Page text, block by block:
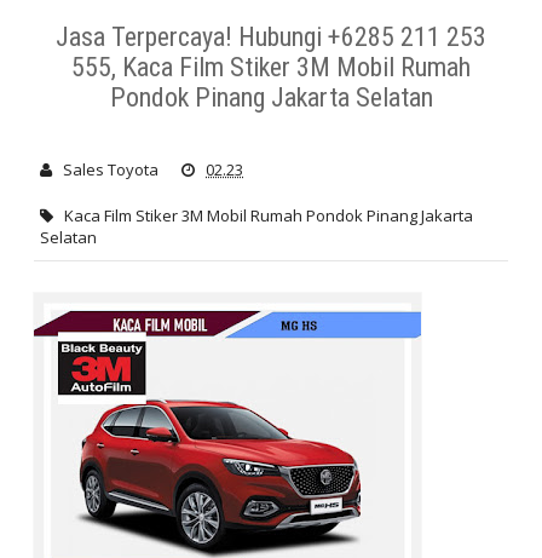
Stiker 3M Mobil Rumah Pondok Pinang Jakarta Selatan
Jasa Terpercaya! Hubungi +6285 211 253
555, Kaca Film Stiker 3M Mobil Rumah
Pondok Pinang Jakarta Selatan
Sales Toyota 02.23
Kaca Film Stiker 3M Mobil Rumah Pondok Pinang Jakarta
Selatan